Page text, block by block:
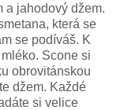
a jahodový džem.
která se
se podíváš. K
Scone si
obrovitánskou
džem. Každé
si velice